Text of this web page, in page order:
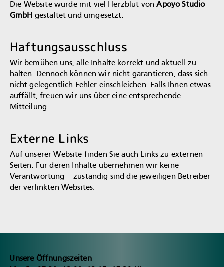
Die Website wurde mit viel Herzblut vonApoyo Studio
GmbH gestaltet und umgesetzt.
Haftungsausschluss
Wir bemühen uns, alle Inhalte korrekt und aktuell zu
halten. Dennoch können wir nicht garantieren, dass sich
nicht gelegentlich Fehler einschleichen. Falls Ihnen etwas
auffällt, freuen wir uns über eine entsprechende
Mitteilung.
Externe Links
Auf unserer Website finden Sie auch Links zu externen
Seiten. Für deren Inhalte übernehmen wir keine
Verantwortung – zuständig sind die jeweiligen Betreiber
der verlinkten Websites.
Unsere Öffnungszeiten